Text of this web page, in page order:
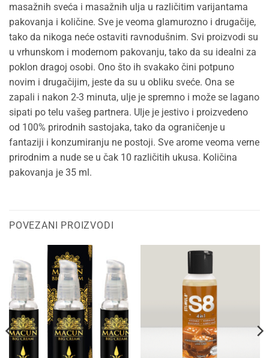
masažnih sveća i masažnih ulja u različitim varijantama
pakovanja i količine. Sve je veoma glamurozno i drugačije,
tako da nikoga neće ostaviti ravnodušnim. Svi proizvodi su
u vrhunskom i modernom pakovanju, tako da su idealni za
poklon dragoj osobi. Ono što ih svakako čini potpuno
novim i drugačijim, jeste da su u obliku sveće. Ona se
zapali i nakon 2-3 minuta, ulje je spremno i može se lagano
sipati po telu vašeg partnera. Ulje je jestivo i proizvedeno
od 100% prirodnih sastojaka, tako da ograničenje u
fantaziji i konzumiranju ne postoji. Sve arome veoma verne
prirodnim a nude se u čak 10 različitih ukusa. Količina
pakovanja je 35 ml.
POVEZANI PROIZVODI